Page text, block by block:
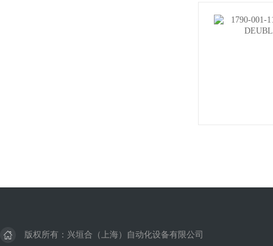
版权所有：兴垣合（上海）自动化设备有限公司